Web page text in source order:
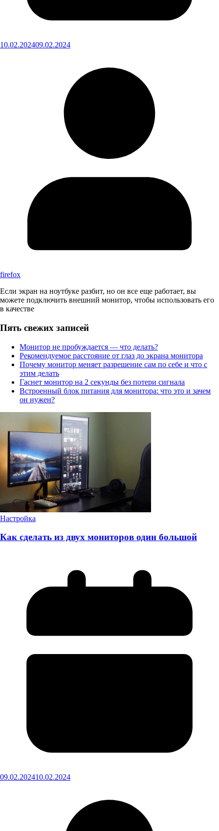
10.02.202409.02.2024
firefox
Если экран на ноутбуке разбит, но он все еще работает, вы
можете подключить внешний монитор, чтобы использовать его
в качестве
Пять свежих записей
Монитор не пробуждается — что делать?
Рекомендуемое расстояние от глаз до экрана монитора
Почему монитор меняет разрешение сам по себе и что с
этим делать
Гаснет монитор на 2 секунды без потери сигнала
Встроенный блок питания для монитора: что это и зачем
он нужен?
Настройка
Как сделать из двух мониторов один большой
09.02.202410.02.2024